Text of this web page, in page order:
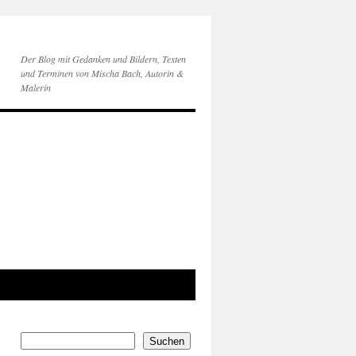
Der Blog mit Gedanken und Bildern, Texten
und Terminen von Mischa Bach, Autorin &
Malerin
Suchen